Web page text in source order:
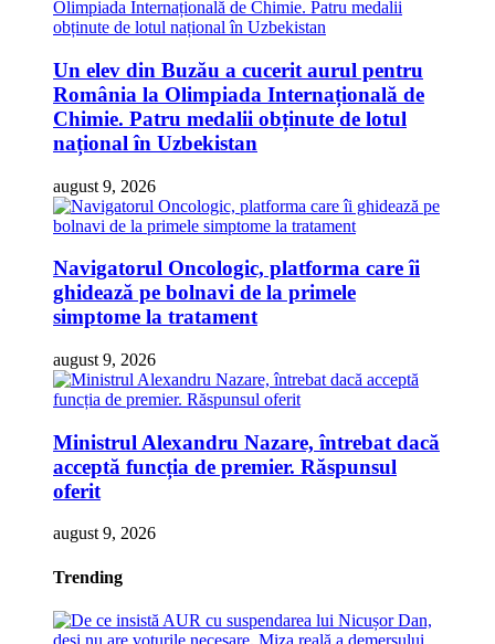
Un elev din Buzău a cucerit aurul pentru
România la Olimpiada Internațională de
Chimie. Patru medalii obținute de lotul
național în Uzbekistan
august 9, 2026
Navigatorul Oncologic, platforma care îi
ghidează pe bolnavi de la primele
simptome la tratament
august 9, 2026
Ministrul Alexandru Nazare, întrebat dacă
acceptă funcția de premier. Răspunsul
oferit
august 9, 2026
Trending